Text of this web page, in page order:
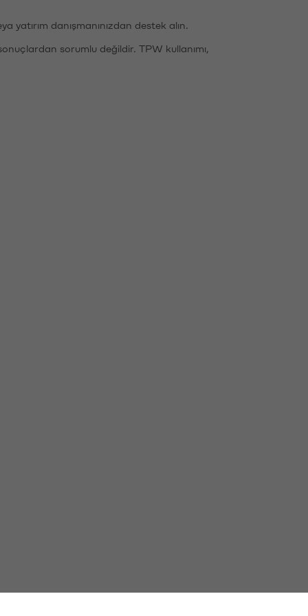
danışmanınızdan destek alın.
sorumlu değildir. TPW kullanımı,